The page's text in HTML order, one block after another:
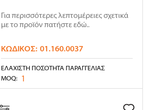
Για περισσότερες λεπτομέρειες σχετικά
με το προϊόν πατήστε εδώ..
ΚΩΔΙΚΌΣ: 01.160.0037
ΕΛΆΧΙΣΤΗ ΠΟΣΌΤΗΤΑ ΠΑΡΑΓΓΕΛΊΑΣ
MOQ: 1